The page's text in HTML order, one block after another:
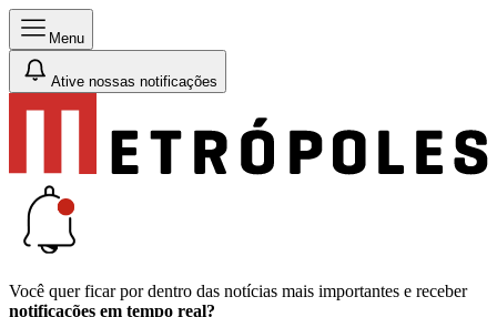
Menu
Ative nossas notificações
Você quer ficar por dentro das notícias mais importantes e receber
notificações em tempo real?